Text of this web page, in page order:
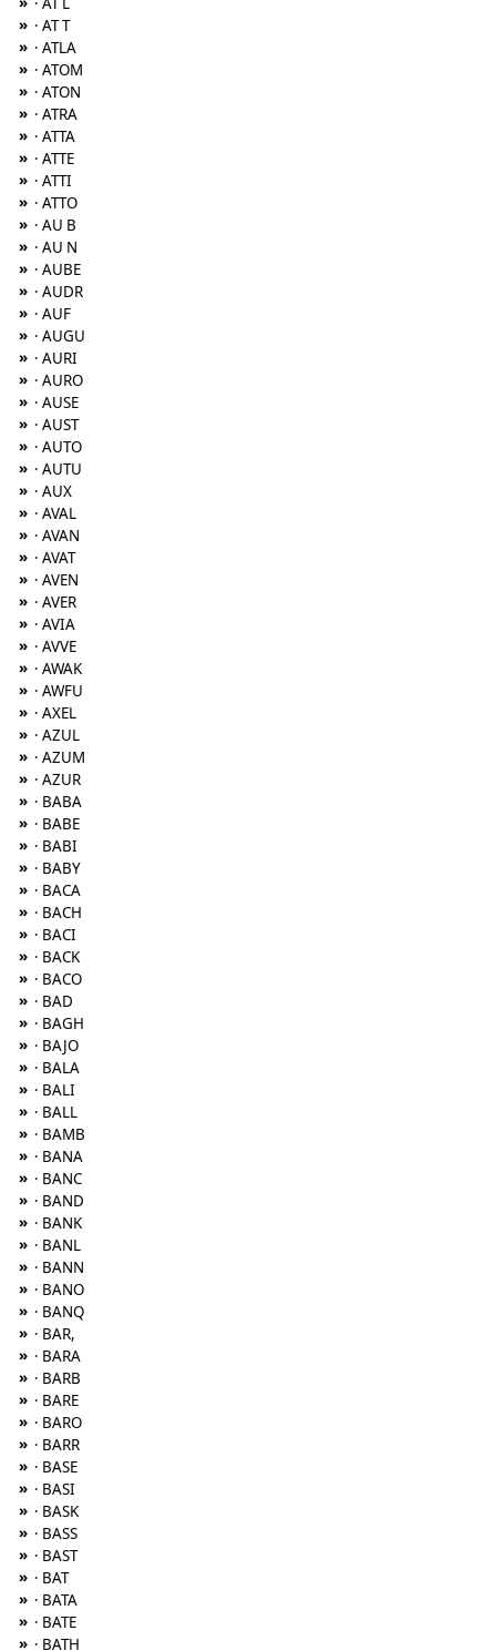
» · AT T
» · ATLA
» · ATOM
» · ATON
» · ATRA
» · ATTA
» · ATTE
» · ATTI
» · ATTO
» · AU B
» · AU N
» · AUBE
» · AUDR
» · AUF
» · AUGU
» · AURI
» · AURO
» · AUSE
» · AUST
» · AUTO
» · AUTU
» · AUX
» · AVAL
» · AVAN
» · AVAT
» · AVEN
» · AVER
» · AVIA
» · AVVE
» · AWAK
» · AWFU
» · AXEL
» · AZUL
» · AZUM
» · AZUR
» · BABA
» · BABE
» · BABI
» · BABY
» · BACA
» · BACH
» · BACI
» · BACK
» · BACO
» · BAD
» · BAGH
» · BAJO
» · BALA
» · BALI
» · BALL
» · BAMB
» · BANA
» · BANC
» · BAND
» · BANK
» · BANL
» · BANN
» · BANO
» · BANQ
» · BAR,
» · BARA
» · BARB
» · BARE
» · BARO
» · BARR
» · BASE
» · BASI
» · BASK
» · BASS
» · BAST
» · BAT
» · BATA
» · BATE
» · BATH